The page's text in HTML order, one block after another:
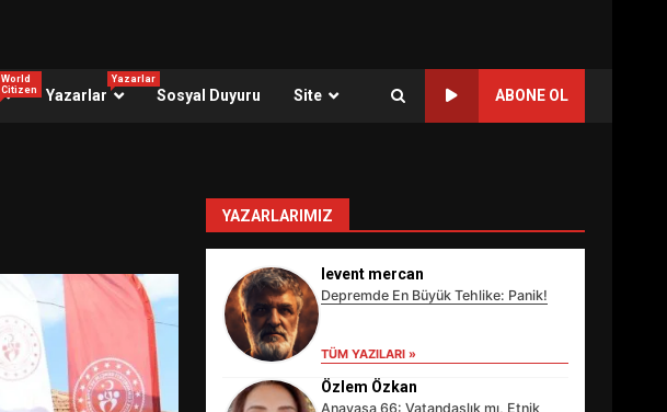
World
Citizen
Yazarlar
Yazarlar
Sosyal Duyuru Site ABONE OL
YAZARLARIMIZ
levent mercan
Depremde En Büyük Tehlike: Panik!
TÜM YAZILARI »
Özlem Özkan
Anayasa 66: Vatandaşlık mı, Etnik